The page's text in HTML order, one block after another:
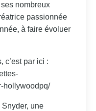
nombreux
passionnée
à faire évoluer
c’est par ici :
hollywoodpq/
une